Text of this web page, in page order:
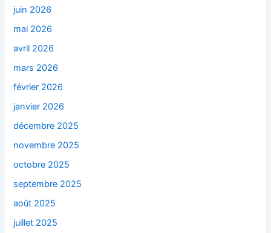
juin 2026
mai 2026
avril 2026
mars 2026
février 2026
janvier 2026
décembre 2025
novembre 2025
octobre 2025
septembre 2025
août 2025
juillet 2025